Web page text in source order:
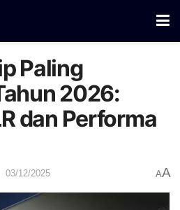
Paling
2026:
dan Performa
03/12/2025 AA